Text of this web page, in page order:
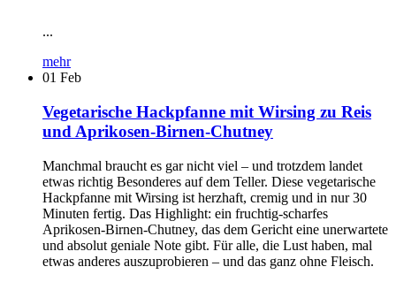
...
mehr
01 Feb
Vegetarische Hackpfanne mit Wirsing zu Reis
und Aprikosen-Birnen-Chutney
Manchmal braucht es gar nicht viel – und trotzdem landet
etwas richtig Besonderes auf dem Teller. Diese vegetarische
Hackpfanne mit Wirsing ist herzhaft, cremig und in nur 30
Minuten fertig. Das Highlight: ein fruchtig-scharfes
Aprikosen-Birnen-Chutney, das dem Gericht eine unerwartete
und absolut geniale Note gibt. Für alle, die Lust haben, mal
etwas anderes auszuprobieren – und das ganz ohne Fleisch.